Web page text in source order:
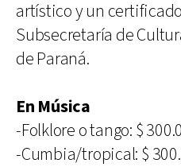
artístico y un
Subsecretaría de
de Paraná.
En Música
-Folklore o tango: $
-Cumbia/tropical: $